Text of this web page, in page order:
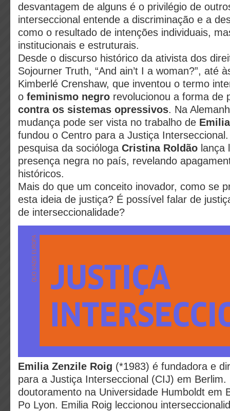
desvantagem de alguns é o privilégio de
interseccional entende a discriminação e a
como o resultado de intenções individuais,
institucionais e estruturais.
Desde o discurso histórico da ativista dos
Sojourner Truth, “And ain’t I a woman?”, até
Kimberlé Crenshaw, que inventou o termo
o feminismo negro revolucionou a forma de
contra os sistemas opressivos. Na
mudança pode ser vista no trabalho de
fundou o Centro para a Justiça
pesquisa da socióloga Cristina Roldão lança
presença negra no país, revelando
históricos.
Mais do que um conceito inovador, como se
esta ideia de justiça? É possível falar de
de interseccionalidade?
Emilia Zenzile Roig (*1983) é fundadora e
para a Justiça Interseccional (CIJ) em Berlim.
doutoramento na Universidade Humboldt em
Po Lyon. Emilia Roig leccionou